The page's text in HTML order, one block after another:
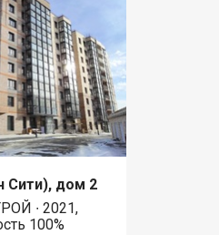
Сити), дом 2
∙ 2021,
100%